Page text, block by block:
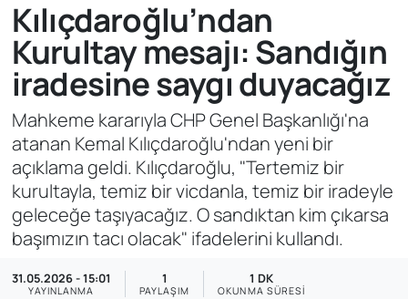
Kılıçdaroğlu’ndan
Kurultay mesajı: Sandığın
iradesine saygı duyacağız
Mahkeme kararıyla CHP Genel Başkanlığı'na
atanan Kemal Kılıçdaroğlu'ndan yeni bir
açıklama geldi. Kılıçdaroğlu, "Tertemiz bir
kurultayla, temiz bir vicdanla, temiz bir iradeyle
geleceğe taşıyacağız. O sandıktan kim çıkarsa
başımızın tacı olacak" ifadelerini kullandı.
31.05.2026 - 15:01
YAYINLANMA
1
PAYLAŞIM
1 DK
OKUNMA SÜRESI
YAŞAM
SİYASET
ASAYİŞ
SAĞLIK
Tüm Manşetler
Son Dakika Haberleri
Haber Arşivi